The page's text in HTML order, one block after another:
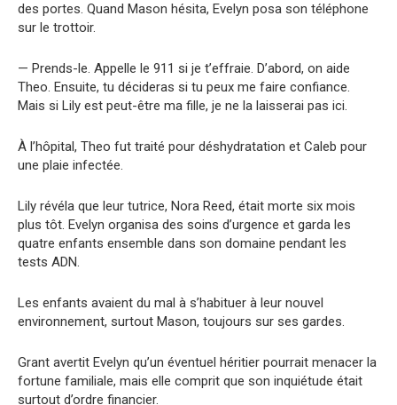
des portes. Quand Mason hésita, Evelyn posa son téléphone
sur le trottoir.
— Prends-le. Appelle le 911 si je t’effraie. D’abord, on aide
Theo. Ensuite, tu décideras si tu peux me faire confiance.
Mais si Lily est peut-être ma fille, je ne la laisserai pas ici.
À l’hôpital, Theo fut traité pour déshydratation et Caleb pour
une plaie infectée.
Lily révéla que leur tutrice, Nora Reed, était morte six mois
plus tôt. Evelyn organisa des soins d’urgence et garda les
quatre enfants ensemble dans son domaine pendant les
tests ADN.
Les enfants avaient du mal à s’habituer à leur nouvel
environnement, surtout Mason, toujours sur ses gardes.
Grant avertit Evelyn qu’un éventuel héritier pourrait menacer la
fortune familiale, mais elle comprit que son inquiétude était
surtout d’ordre financier.